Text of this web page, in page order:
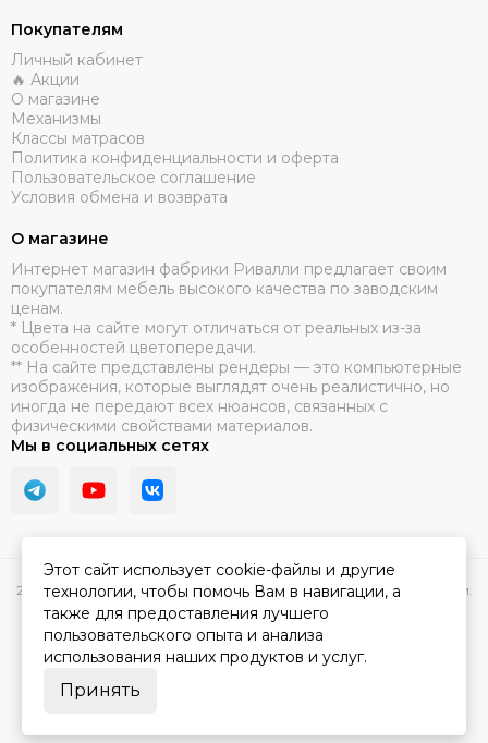
Покупателям
Личный кабинет
🔥 Акции
О магазине
Механизмы
Классы матрасов
Политика конфиденциальности и оферта
Пользовательское соглашение
Условия обмена и возврата
О магазине
​Интернет магазин фабрики Ривалли предлагает своим
покупателям мебель высокого качества по заводским
ценам.
* Цвета на сайте могут отличаться от реальных из-за
особенностей цветопередачи.
** На сайте представлены рендеры — это компьютерные
изображения, которые выглядят очень реалистично, но
иногда не передают всех нюансов, связанных с
физическими свойствами материалов.
Мы в социальных сетях
2026 © Купить диван и кровать Rivalli. Интернет-магазин фабрики.
Карта сайта
Этот сайт использует cookie-файлы и другие
технологии, чтобы помочь Вам в навигации, а
также для предоставления лучшего
пользовательского опыта и анализа
использования наших продуктов и услуг.
Принять